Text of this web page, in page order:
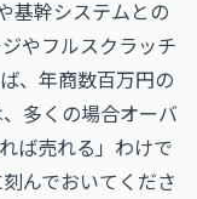
基幹システムとの
やフルスクラッチ
、年商数百万円の
多くの場合オーバ
ば売れる」わけで
んでおいてくださ